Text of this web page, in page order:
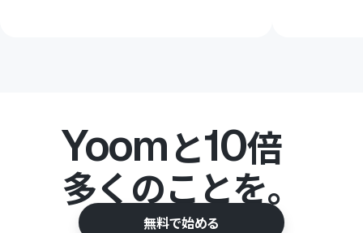
Yoomと10倍
多くのことを。
無料で始める